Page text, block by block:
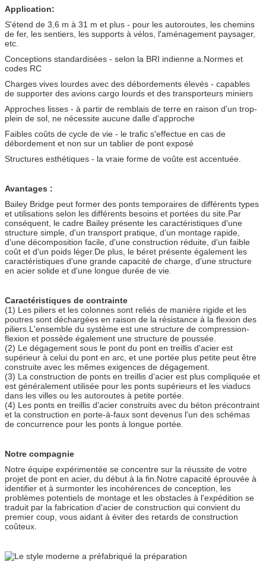
Application:
S'étend de 3,6 m à 31 m et plus - pour les autoroutes, les chemins
de fer, les sentiers, les supports à vélos, l'aménagement paysager,
etc.
Conceptions standardisées - selon la BRI indienne a.Normes et
codes RC
Charges vives lourdes avec des débordements élevés - capables
de supporter des avions cargo lourds et des transporteurs miniers
Approches lisses - à partir de remblais de terre en raison d'un trop-
plein de sol, ne nécessite aucune dalle d'approche
Faibles coûts de cycle de vie - le trafic s'effectue en cas de
débordement et non sur un tablier de pont exposé
Structures esthétiques - la vraie forme de voûte est accentuée.
Avantages :
Bailey Bridge peut former des ponts temporaires de différents types
et utilisations selon les différents besoins et portées du site.Par
conséquent, le cadre Bailey présente les caractéristiques d'une
structure simple, d'un transport pratique, d'un montage rapide,
d'une décomposition facile, d'une construction réduite, d'un faible
coût et d'un poids léger.De plus, le béret présente également les
caractéristiques d'une grande capacité de charge, d'une structure
en acier solide et d'une longue durée de vie.
Caractéristiques de contrainte
(1) Les piliers et les colonnes sont reliés de manière rigide et les
poutres sont déchargées en raison de la résistance à la flexion des
piliers.L'ensemble du système est une structure de compression-
flexion et possède également une structure de poussée.
(2) Le dégagement sous le pont du pont en treillis d'acier est
supérieur à celui du pont en arc, et une portée plus petite peut être
construite avec les mêmes exigences de dégagement.
(3) La construction de ponts en treillis d'acier est plus compliquée et
est généralement utilisée pour les ponts supérieurs et les viaducs
dans les villes ou les autoroutes à petite portée.
(4) Les ponts en treillis d'acier construits avec du béton précontraint
et la construction en porte-à-faux sont devenus l'un des schémas
de concurrence pour les ponts à longue portée.
Notre compagnie
Notre équipe expérimentée se concentre sur la réussite de votre
projet de pont en acier, du début à la fin.Notre capacité éprouvée à
identifier et à surmonter les incohérences de conception, les
problèmes potentiels de montage et les obstacles à l'expédition se
traduit par la fabrication d'acier de construction qui convient du
premier coup, vous aidant à éviter des retards de construction
coûteux.